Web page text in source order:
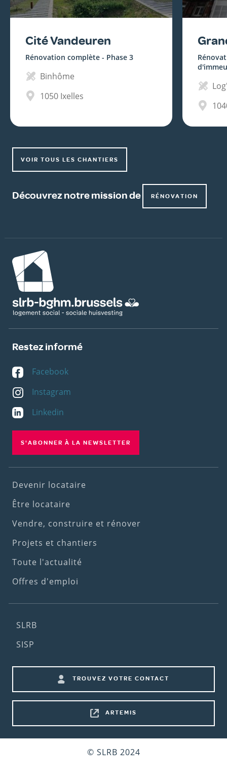
Cité Vandeuren
Rénovation complète - Phase 3
Binhôme
1050 Ixelles
VOIR TOUS LES CHANTIERS
Découvrez notre mission de RÉNOVATION
Image
Restez informé
Facebook
Instagram
Linkedin
S'ABONNER À LA NEWSLETTER
Footer
(1st
menu)
Devenir locataire
Être locataire
Vendre, construire et rénover
Projets et chantiers
Toute l'actualité
Offres d'emploi
Footer
(2nd
SLRB
SISP
Footer
shortcuts
TROUVEZ VOTRE CONTACT
ARTEMIS
© SLRB 2024